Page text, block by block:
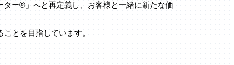
ー®」へと再定義し、お客様と一緒に新たな価
とを目指しています。